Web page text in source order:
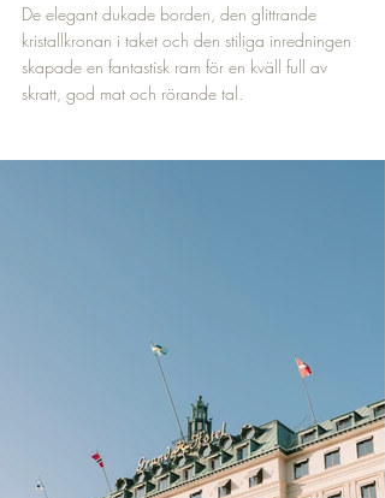
De elegant dukade borden, den glittrande
kristallkronan i taket och den stiliga inredningen
skapade en fantastisk ram för en kväll full av
skratt, god mat och rörande tal.